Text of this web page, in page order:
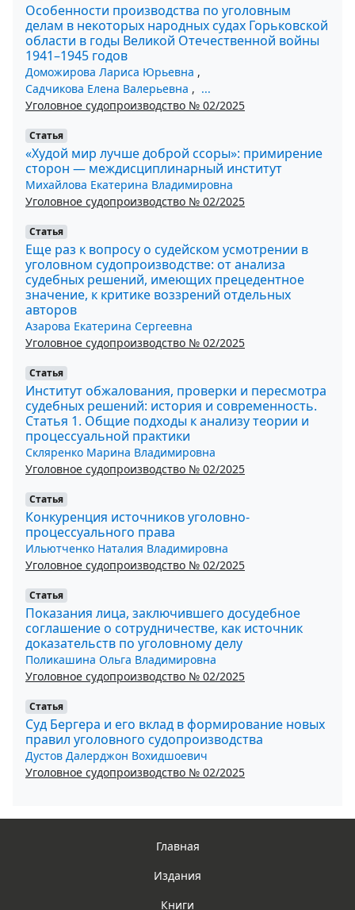
Особенности производства по уголовным
делам в некоторых народных судах Горьковской
области в годы Великой Отечественной войны
1941–1945 годов
Доможирова Лариса Юрьевна ,
Садчикова Елена Валерьевна , ...
Уголовное судопроизводство № 02/2025
Статья
«Худой мир лучше доброй ссоры»: примирение
сторон — междисциплинарный институт
Михайлова Екатерина Владимировна
Уголовное судопроизводство № 02/2025
Статья
Еще раз к вопросу о судейском усмотрении в
уголовном судопроизводстве: от анализа
судебных решений, имеющих прецедентное
значение, к критике воззрений отдельных
авторов
Азарова Екатерина Сергеевна
Уголовное судопроизводство № 02/2025
Статья
Институт обжалования, проверки и пересмотра
судебных решений: история и современность.
Статья 1. Общие подходы к анализу теории и
процессуальной практики
Скляренко Марина Владимировна
Уголовное судопроизводство № 02/2025
Статья
Конкуренция источников уголовно-
процессуального права
Ильютченко Наталия Владимировна
Уголовное судопроизводство № 02/2025
Статья
Показания лица, заключившего досудебное
соглашение о сотрудничестве, как источник
доказательств по уголовному делу
Поликашина Ольга Владимировна
Уголовное судопроизводство № 02/2025
Статья
Суд Бергера и его вклад в формирование новых
правил уголовного судопроизводства
Дустов Далерджон Вохидшоевич
Уголовное судопроизводство № 02/2025
Главная
Издания
Книги